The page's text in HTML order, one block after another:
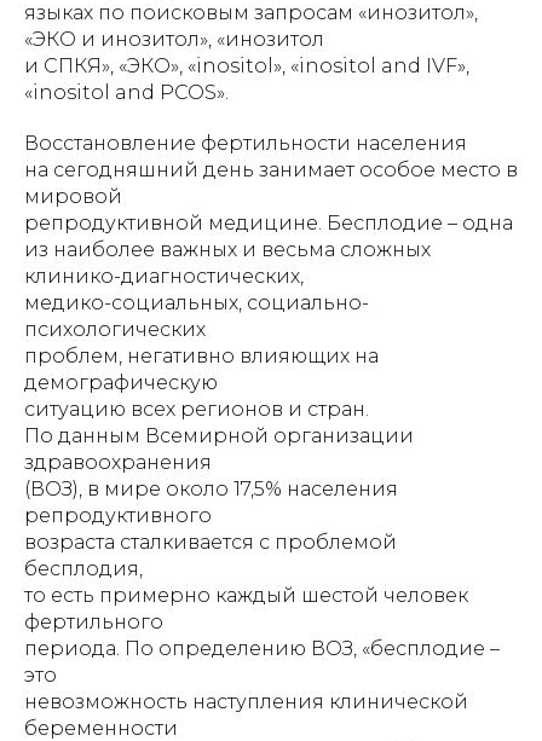
языках по поисковым запросам «инозитол»,
«ЭКО и инозитол», «инозитол
и СПКЯ», «ЭКО», «inositol», «inositol and IVF»,
«inositol and PCOS».
Восстановление фертильности населения
на сегодняшний день занимает особое место в
мировой
репродуктивной медицине. Бесплодие – одна
из наиболее важных и весьма сложных
клинико-диагностических,
медико-социальных, социально-
психологических
проблем, негативно влияющих на
демографическую
ситуацию всех регионов и стран.
По данным Всемирной организации
здравоохранения
(ВОЗ), в мире около 17,5% населения
репродуктивного
возраста сталкивается с проблемой
бесплодия,
то есть примерно каждый шестой человек
фертильного
периода. По определению ВОЗ, «бесплодие –
это
невозможность наступления клинической
беременности